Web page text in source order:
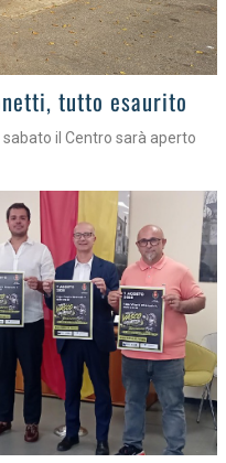
tutto esaurito
sabato il Centro sarà aperto